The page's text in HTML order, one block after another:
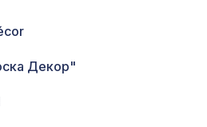
Декор"